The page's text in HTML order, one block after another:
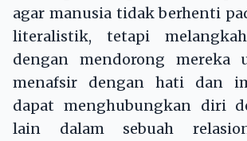
agar manusia tidak berhenti
literalistik, tetapi
dengan mendorong mereka
menafsir dengan hati dan
dapat menghubungkan diri
lain dalam sebuah